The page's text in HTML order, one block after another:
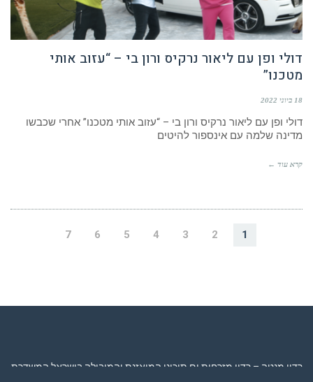
דולי ופן עם ליאור נרקיס ורון בי – “עזוב אותי
מטכנו”
18 ביוני 2022
דולי ופן עם ליאור נרקיס ורון בי – “עזוב אותי מטכנו” אחרי שכבשו
מדינה שלמה עם אינספור להיטים
קרא עוד ←
1
2
3
4
5
6
7